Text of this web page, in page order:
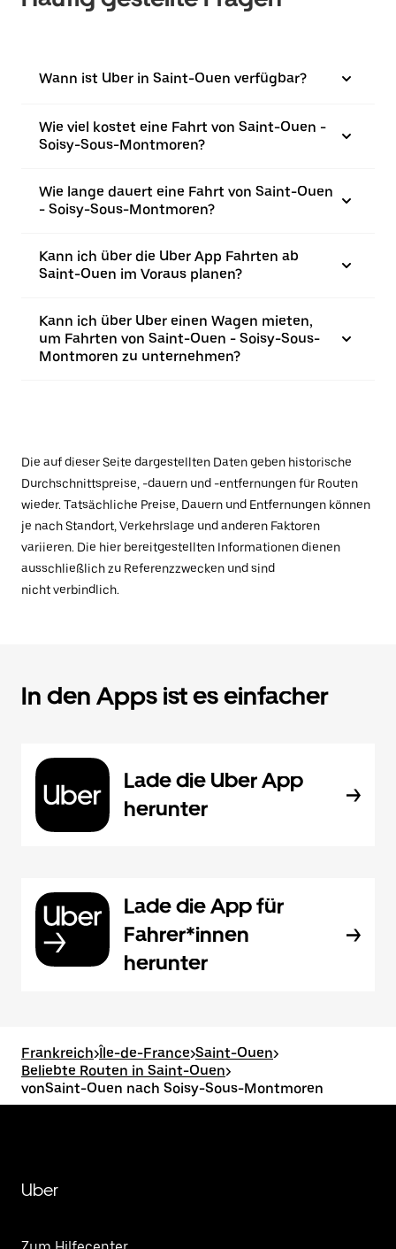
Wann ist Uber in Saint-Ouen verfügbar?
Wie viel kostet eine Fahrt von Saint-Ouen -
Soisy-Sous-Montmoren?
Wie lange dauert eine Fahrt von Saint-Ouen
- Soisy-Sous-Montmoren?
Kann ich über die Uber App Fahrten ab
Saint-Ouen im Voraus planen?
Kann ich über Uber einen Wagen mieten,
um Fahrten von Saint-Ouen - Soisy-Sous-
Montmoren zu unternehmen?
Die auf dieser Seite dargestellten Daten geben historische
Durchschnittspreise, -dauern und -entfernungen für Routen
wieder. Tatsächliche Preise, Dauern und Entfernungen können
je nach Standort, Verkehrslage und anderen Faktoren
variieren. Die hier bereitgestellten Informationen dienen
ausschließlich zu Referenzzwecken und sind
nicht verbindlich.
In den Apps ist es einfacher
Lade die Uber App
herunter
Lade die App für
Fahrer*innen
herunter
Frankreich>Île-de-France>Saint-Ouen>
Beliebte Routen in Saint-Ouen>
vonSaint-Ouen nach Soisy-Sous-Montmoren
Uber